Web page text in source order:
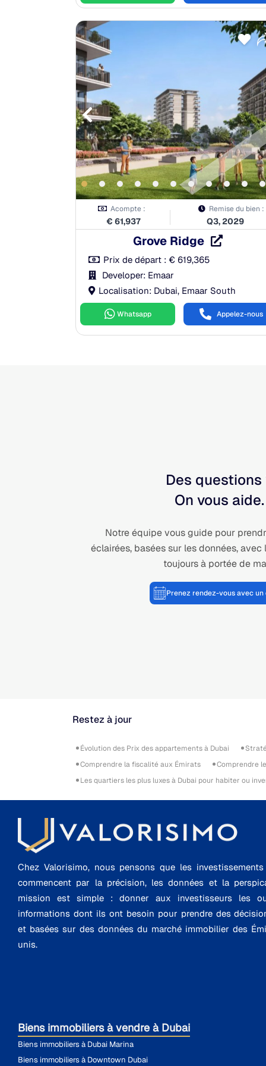
Acompte :
€ 61,937
Remise du bien :
Q3, 2029
Grove Ridge
Prix de départ : € 619,365
Developer: Emaar
Localisation: Dubai, Emaar South
Whatsapp Appelez-nous
Des questions
On vous aide.
Notre équipe vous guide pour
éclairées, basées sur les données, avec
toujours à portée de
Prenez rendez-vous avec un
Restez à jour
Évolution des Prix des appartements à Dubai
Comprendre la fiscalité aux Émirats
Comprendre
Les quartiers les plus luxes à Dubai pour habiter ou
Chez Valorisimo, nous pensons que les
commencent par la précision, les données et la
mission est simple : donner aux investisseurs les
informations dont ils ont besoin pour prendre des
et basées sur des données du marché immobilier des
unis.
Biens immobiliers à vendre à Dubai
Biens immobiliers à Dubai Marina
Biens immobiliers à Downtown Dubai